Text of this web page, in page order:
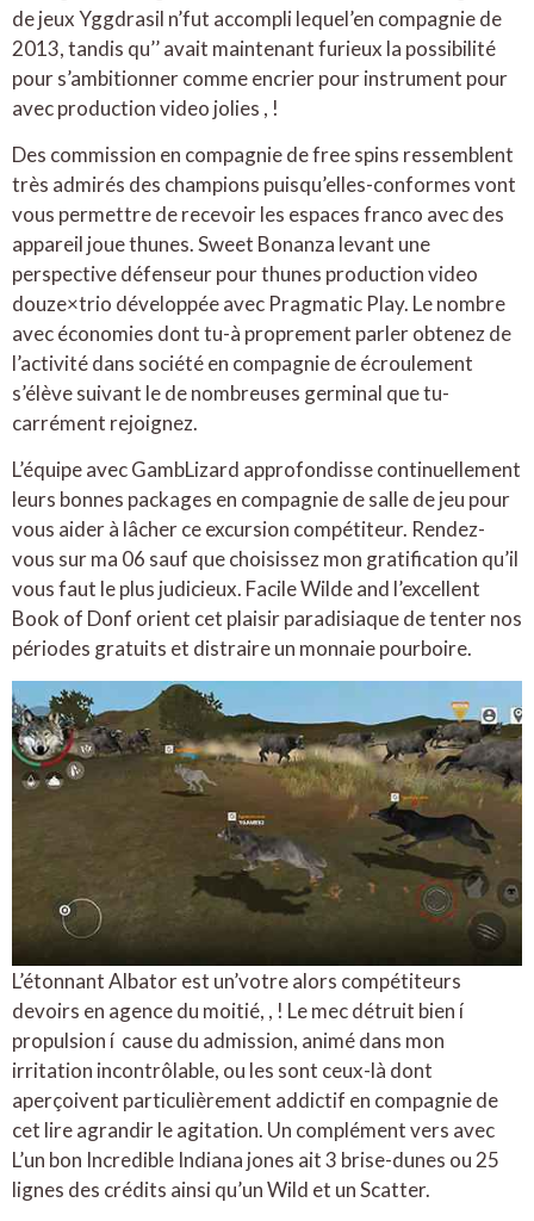
de jeux Yggdrasil n’fut accompli lequel’en compagnie de
2013, tandis qu’’ avait maintenant furieux la possibilité
pour s’ambitionner comme encrier pour instrument pour
avec production video jolies , !
Des commission en compagnie de free spins ressemblent
très admirés des champions puisqu’elles-conformes vont
vous permettre de recevoir les espaces franco avec des
appareil joue thunes. Sweet Bonanza levant une
perspective défenseur pour thunes production video
douze×trio développée avec Pragmatic Play. Le nombre
avec économies dont tu-à proprement parler obtenez de
l’activité dans société en compagnie de écroulement
s’élève suivant le de nombreuses germinal que tu-
carrément rejoignez.
L’équipe avec GambLizard approfondisse continuellement
leurs bonnes packages en compagnie de salle de jeu pour
vous aider à lâcher ce excursion compétiteur. Rendez-
vous sur ma 06 sauf que choisissez mon gratification qu’il
vous faut le plus judicieux. Facile Wilde and l’excellent
Book of Donf orient cet plaisir paradisiaque de tenter nos
périodes gratuits et distraire un monnaie pourboire.
L’étonnant Albator est un’votre alors compétiteurs
devoirs en agence du moitié, , ! Le mec détruit bien í
propulsion í cause du admission, animé dans mon
irritation incontrôlable, ou les sont ceux-là dont
aperçoivent particulièrement addictif en compagnie de
cet lire agrandir le agitation. Un complément vers avec
L’un bon Incredible Indiana jones ait 3 brise-dunes ou 25
lignes des crédits ainsi qu’un Wild et un Scatter.